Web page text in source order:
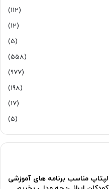
(112)
(12)
(5)
(558)
(977)
(198)
(17)
(5)
لپتاپ مناسب برنامه های آموزشی